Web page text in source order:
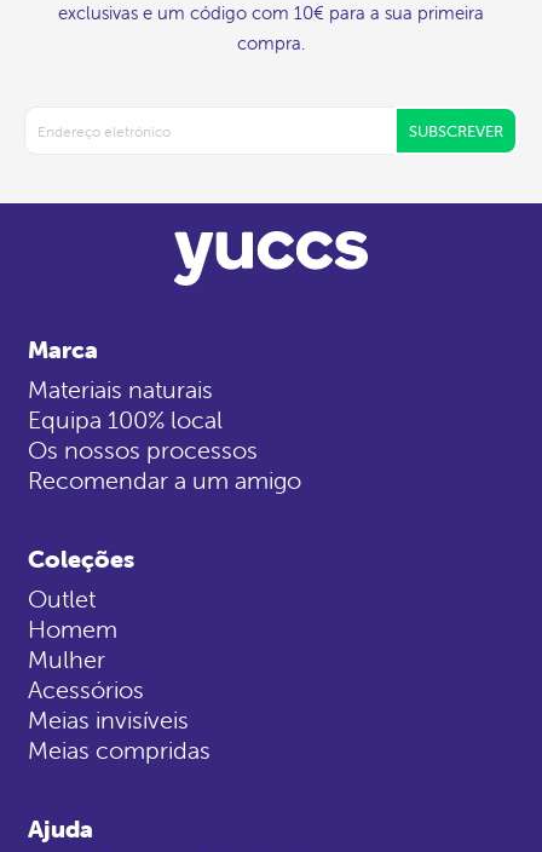
exclusivas e um código com 10€ para a sua primeira
compra.
SUBSCREVER
Marca
Materiais naturais
Equipa 100% local
Os nossos processos
Recomendar a um amigo
Coleções
Outlet
Homem
Mulher
Acessórios
Meias invisíveis
Meias compridas
Ajuda